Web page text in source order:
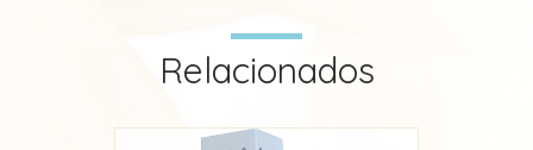
Relacionados